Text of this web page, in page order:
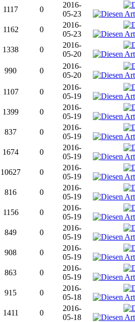
1117 0
2016-
05-23
1162 0
2016-
05-23
1338 0
2016-
05-20
990 0
2016-
05-20
1107 0
2016-
05-19
1399 0
2016-
05-19
837 0
2016-
05-19
1674 0
2016-
05-19
10627 0
2016-
05-19
816 0
2016-
05-19
1156 0
2016-
05-19
849 0
2016-
05-19
908 0
2016-
05-19
863 0
2016-
05-19
915 0
2016-
05-18
1411 0
2016-
05-18